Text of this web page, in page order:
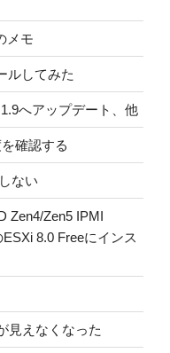
メモ
ルしてみた
へアップデート、他
確認する
ない
Zen4/Zen5 IPMI
8.0 Freeにインス
見えなくなった